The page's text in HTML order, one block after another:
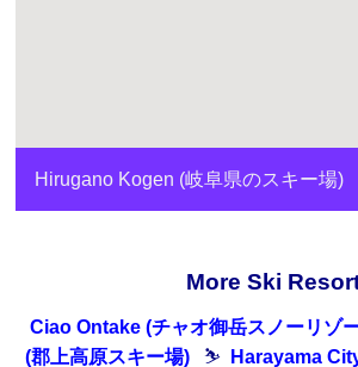
Hirugano Kogen (岐阜県のスキー場)
More Ski
Ciao Ontake (チャオ御岳スノーリゾ
(郡上高原スキー場)
⛷
Harayama